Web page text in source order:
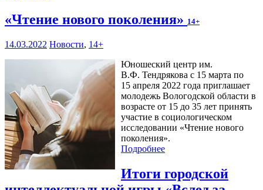
«Чтение нового поколения» 14+
14.03.2022 Новости, 14+
Юношеский центр им.
В.Ф. Тендрякова с 15 марта по
15 апреля 2022 года приглашает
молодежь Вологодской области в
возрасте от 15 до 35 лет принять
участие в социологическом
исследовании «Чтение нового
поколения».
Подробнее
Итоги городской